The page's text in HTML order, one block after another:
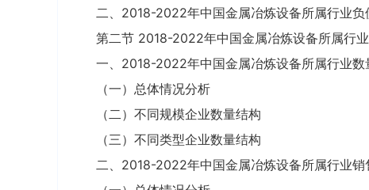
二、2018-2022年中国金属冶炼设备所属行业负
第二节 2018-2022年中国金属冶炼设备所属行
一、2018-2022年中国金属冶炼设备所属行业数
（一）总体情况分析
（二）不同规模企业数量结构
（三）不同类型企业数量结构
二、2018-2022年中国金属冶炼设备所属行业销